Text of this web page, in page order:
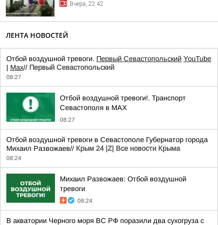
Вчера, 22:42
ЛЕНТА НОВОСТЕЙ
Отбой воздушной тревоги. Первый Севастопольский YouTube
| Max// Первый Севастопольский
08:27
Отбой воздушной тревоги!. Транспорт
Севастополя в MAX
08:27
Отбой воздушной тревоги в Севастополе Губернатор города
Михаил Развожаев// Крым 24 |Z| Все новости Крыма
08:24
Михаил Развожаев: Отбой воздушной
тревоги
08:24
В акватории Черного моря ВС РФ поразили два сухогруза с